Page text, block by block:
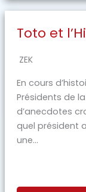
Toto et
ZEK
En cours
Présidents de
d’anecdotes
quel président
une...